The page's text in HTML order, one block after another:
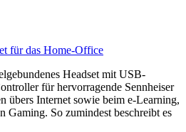
Headset mit USB-
für hervorragende Sennheiser
übers Internet sowie beim e-Learning,
Gaming. So zumindest beschreibt es